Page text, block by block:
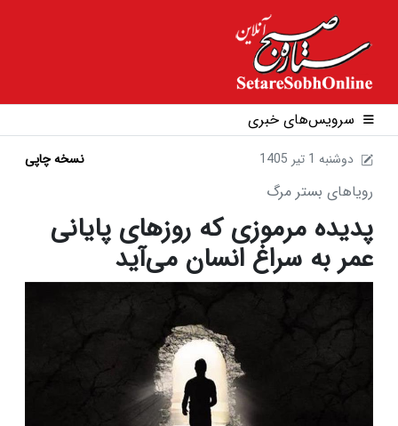
سرویس‌های خبری
1405 دوشنبه 1 تير نسخه چاپی
رویاهای بستر مرگ
پدیده مرموزی که روزهای پایانی
عمر به سراغ انسان می‌آید